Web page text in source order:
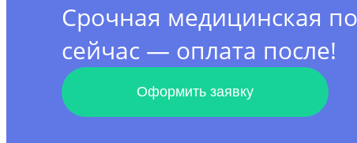
Срочная медицинская
сейчас — оплата после!
Оформить заявку